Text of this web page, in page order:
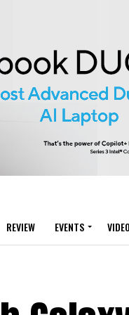
REVIEW EVENTS